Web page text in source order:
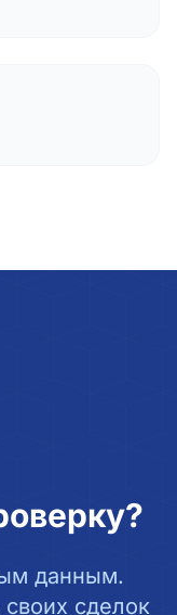
данным.
сделок